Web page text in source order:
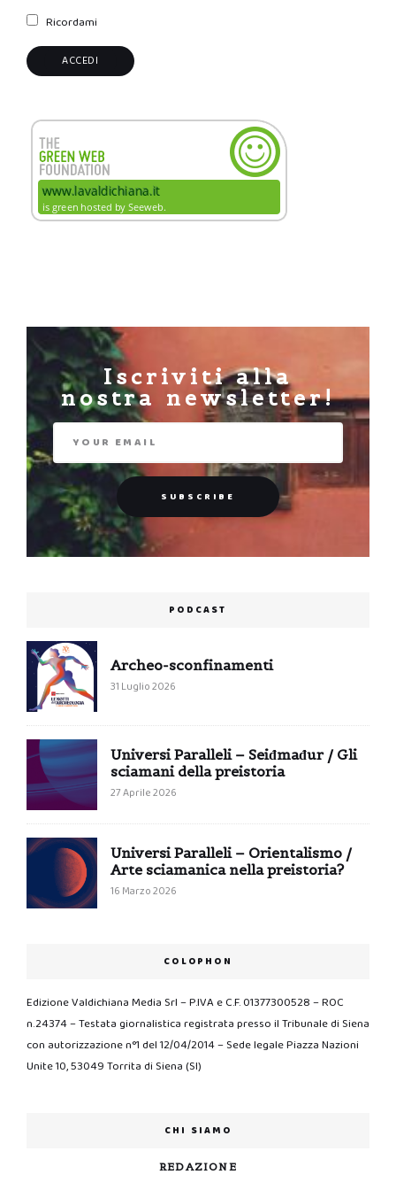
Ricordami
Iscriviti alla
nostra newsletter!
PODCAST
Archeo-sconfinamenti
31 Luglio 2026
Universi Paralleli – Seiđmađur / Gli
sciamani della preistoria
27 Aprile 2026
Universi Paralleli – Orientalismo /
Arte sciamanica nella preistoria?
16 Marzo 2026
COLOPHON
Edizione Valdichiana Media Srl – P.IVA e C.F. 01377300528 – ROC
n.24374 – Testata giornalistica registrata presso il Tribunale di Siena
con autorizzazione n°1 del 12/04/2014 – Sede legale Piazza Nazioni
Unite 10, 53049 Torrita di Siena (SI)
CHI SIAMO
REDAZIONE